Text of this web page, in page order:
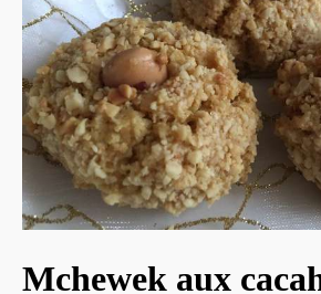
Mchewek aux